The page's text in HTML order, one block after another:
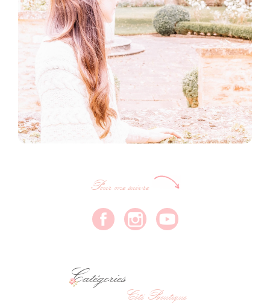
Pour me suivre
Catégories
Côté Boutique